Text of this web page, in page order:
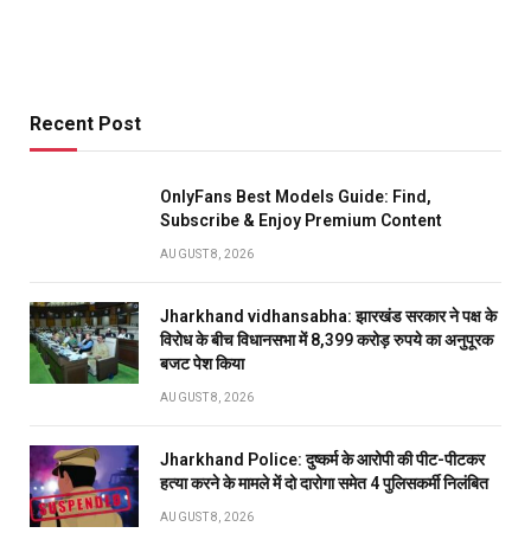
Recent Post
OnlyFans Best Models Guide: Find,
Subscribe & Enjoy Premium Content
AUGUST 8, 2026
Jharkhand vidhansabha: झारखंड सरकार ने पक्ष के
विरोध के बीच विधानसभा में 8,399 करोड़ रुपये का अनुपूरक
बजट पेश किया
AUGUST 8, 2026
Jharkhand Police: दुष्कर्म के आरोपी की पीट-पीटकर
हत्या करने के मामले में दो दारोगा समेत 4 पुलिसकर्मी निलंबित
AUGUST 8, 2026